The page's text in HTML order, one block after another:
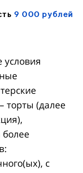
9 000 рублей
условия
торты (далее
более
с